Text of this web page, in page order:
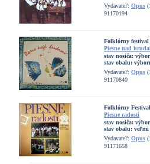
Vydavateľ: Opus
91170194
Folklórny festival
Piesne nad
stav nosiča:
stav obalu:
Vydavateľ: Opus
91170840
Folklórny
Piesne radosti
stav nosiča:
stav obalu: veľmi
Vydavateľ: Opus
91171658